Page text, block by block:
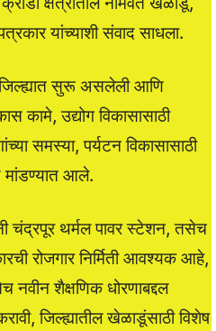
यांच्याशी संवाद साधला.
जिल्ह्यात सुरू असलेली आणि
कामे, उद्योग विकासासाठी
समस्या, पर्यटन विकासासाठी
मांडण्यात आले.
चंद्रपूर थर्मल पावर स्टेशन, तसेच
रोजगार निर्मिती आवश्यक आहे,
नवीन शैक्षणिक धोरणाबद्दल
जिल्ह्यातील खेळाडूंसाठी विशेष